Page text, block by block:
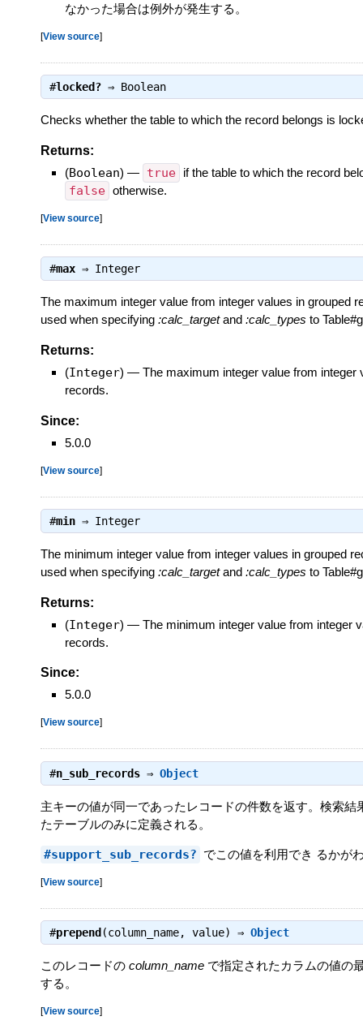
なかった場合は例外が発生する。
[View source]
#locked? ⇒ Boolean
Checks whether the table to which the record belongs is
Returns:
(Boolean) — true if the table to which the record
false otherwise.
[View source]
#max ⇒ Integer
The maximum integer value from integer values in grouped
used when specifying :calc_targetand :calc_types to
Returns:
(Integer) — The maximum integer value from integer
records.
Since:
5.0.0
[View source]
#min ⇒ Integer
The minimum integer value from integer values in grouped
used when specifying :calc_targetand :calc_types to
Returns:
(Integer) — The minimum integer value from integer
records.
Since:
5.0.0
[View source]
#n_sub_records ⇒ Object
主キーの値が同一であったレコードの件数を返す。検索結
たテーブルのみに定義される。
#support_sub_records? でこの値を利用でき るかが
[View source]
#prepend (column_name, value) ⇒ Object
このレコードの column_name で指定されたカラムの値の
する。
[View source]